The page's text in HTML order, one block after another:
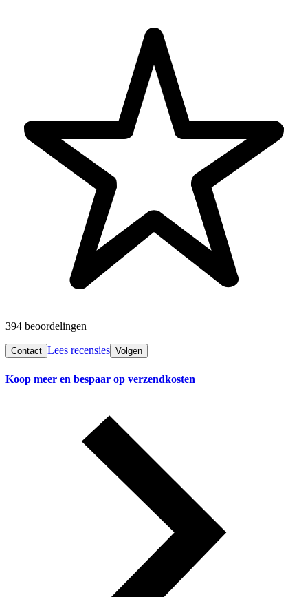
394 beoordelingen
Contact Lees recensies Volgen
Koop meer en bespaar op verzendkosten